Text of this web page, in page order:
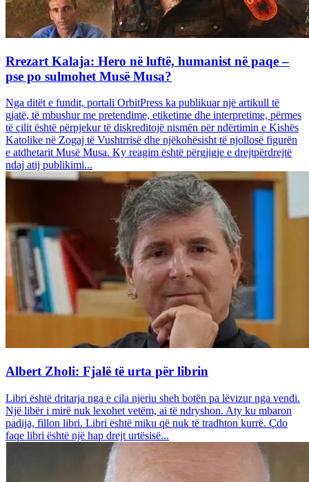
Rrezart Kalaja: Hero në luftë, humanist në paqe –
pse po sulmohet Musë Musa?
Nga ditët e fundit, portali OrbitPress ka publikuar një artikull të
gjatë, të mbushur me pretendime, etiketime dhe interpretime, përmes
të cilit është përpjekur të diskreditojë nismën për ndërtimin e Kishës
Katolike në Zogaj të Vushtrrisë dhe njëkohësisht të njollosë figurën
e atdhetarit Musë Musa. Ky reagim është përgjigje e drejtpërdrejtë
ndaj atij publikimi...
Albert Zholi: Fjalë të urta për librin
Libri është dritarja nga e cila njeriu sheh botën pa lëvizur nga vendi.
Një libër i mirë nuk lexohet vetëm, ai të ndryshon. Aty ku mbaron
padija, fillon libri. Libri është miku që nuk të tradhton kurrë. Çdo
faqe libri është një hap drejt urtësisë...